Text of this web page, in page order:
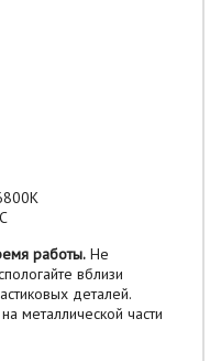
работы. Не
вблизи
деталей.
металлической части